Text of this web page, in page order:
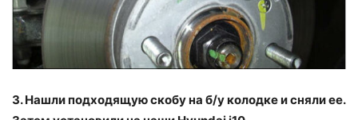
3. Нашли подходящую скобу на б/у колодке и сняли ее.